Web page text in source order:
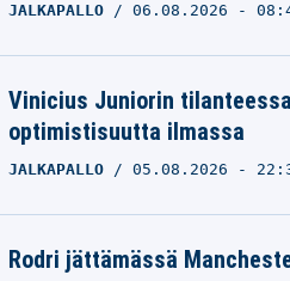
JALKAPALLO 06.08.2026 -
Vinicius Juniorin
optimistisuutta ilmassa
JALKAPALLO 05.08.2026 -
Rodri jättämässä